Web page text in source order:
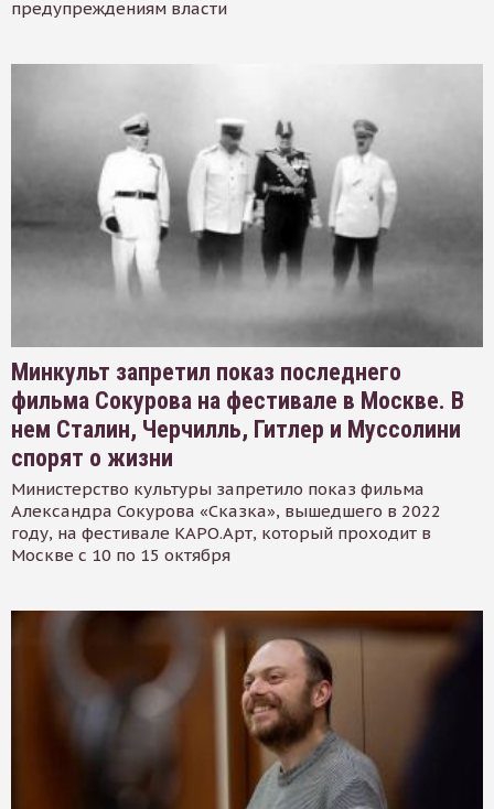
предупреждениям власти
Минкульт запретил показ последнего
фильма Сокурова на фестивале в Москве. В
нем Сталин, Черчилль, Гитлер и Муссолини
спорят о жизни
Министерство культуры запретило показ фильма
Александра Сокурова «Сказка», вышедшего в 2022
году, на фестивале КАРО.Арт, который проходит в
Москве с 10 по 15 октября